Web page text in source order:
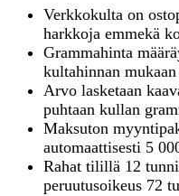
Verkkokulta on
harkkoja emmekä
Grammahinta
kultahinnan mukaan
Arvo lasketaan
puhtaan kullan
Maksuton
automaattisesti 5
Rahat tilillä 12
peruutusoikeus 72